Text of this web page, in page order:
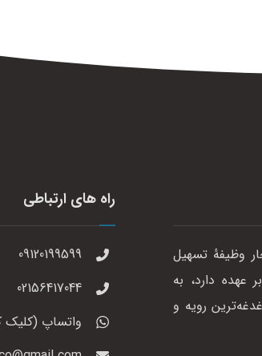
وظیفهٔ تسهیل
عهده دارد، به
رویه و
راه های ارتباطی
09120199599
02156417044
واتساپ (کلیک